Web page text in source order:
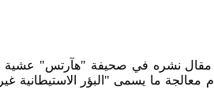
نشره في صحيفة "هآرتس" عشية
ما يسمى "البؤر الاستيطانية غير